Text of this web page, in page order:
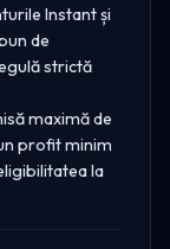
Instant și
de
strictă
maximă de
profit minim
la